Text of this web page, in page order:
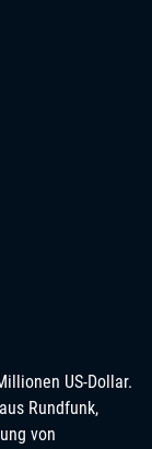
US-Dollar.
Rundfunk,
von